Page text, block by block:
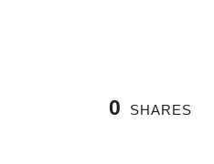
0 SHARES